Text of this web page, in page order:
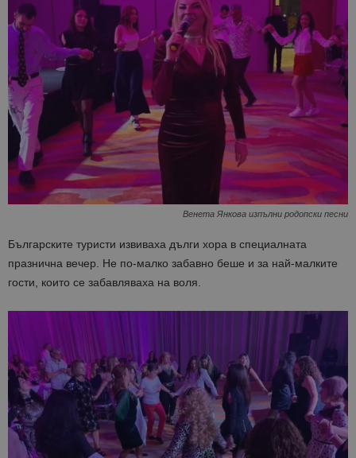
Венета Янкова изпълни родопски песни
Българските туристи извиваха дълги хора в специалната
празнична вечер. Не по-малко забавно беше и за най-малките
гости, които се забавляваха на воля.